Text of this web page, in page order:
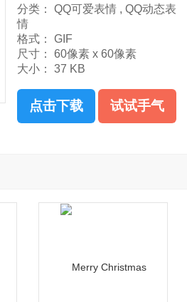
分类： QQ可爱表情 , QQ动态表
情
格式：
GIF
尺寸：
60像素 x 60像素
大小：
37 KB
点击下载 试试手气